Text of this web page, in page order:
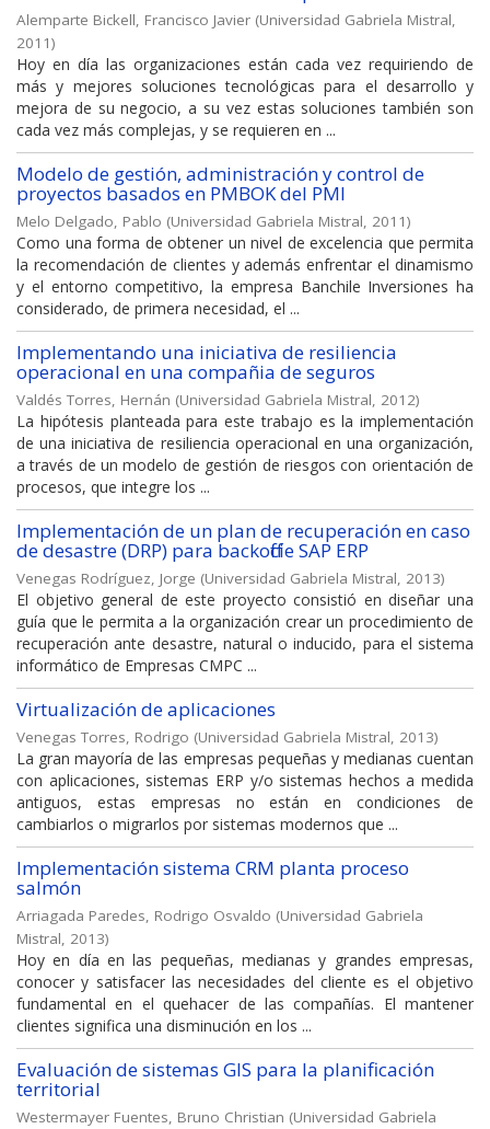
Alemparte Bickell, Francisco Javier (Universidad Gabriela Mistral,
2011)
Hoy en día las organizaciones están cada vez requiriendo de
más y mejores soluciones tecnológicas para el desarrollo y
mejora de su negocio, a su vez estas soluciones también son
cada vez más complejas, y se requieren en ...
Modelo de gestión, administración y control de
proyectos basados en PMBOK del PMI
Melo Delgado, Pablo (Universidad Gabriela Mistral, 2011)
Como una forma de obtener un nivel de excelencia que permita
la recomendación de clientes y además enfrentar el dinamismo
y el entorno competitivo, la empresa Banchile Inversiones ha
considerado, de primera necesidad, el ...
Implementando una iniciativa de resiliencia
operacional en una compañia de seguros
Valdés Torres, Hernán (Universidad Gabriela Mistral, 2012)
La hipótesis planteada para este trabajo es la implementación
de una iniciativa de resiliencia operacional en una organización,
a través de un modelo de gestión de riesgos con orientación de
procesos, que integre los ...
Implementación de un plan de recuperación en caso
de desastre (DRP) para backoffcie SAP ERP
Venegas Rodríguez, Jorge (Universidad Gabriela Mistral, 2013)
El objetivo general de este proyecto consistió en diseñar una
guía que le permita a la organización crear un procedimiento de
recuperación ante desastre, natural o inducido, para el sistema
informático de Empresas CMPC ...
Virtualización de aplicaciones
Venegas Torres, Rodrigo (Universidad Gabriela Mistral, 2013)
La gran mayoría de las empresas pequeñas y medianas cuentan
con aplicaciones, sistemas ERP y/o sistemas hechos a medida
antiguos, estas empresas no están en condiciones de
cambiarlos o migrarlos por sistemas modernos que ...
Implementación sistema CRM planta proceso
salmón
Arriagada Paredes, Rodrigo Osvaldo (Universidad Gabriela
Mistral, 2013)
Hoy en día en las pequeñas, medianas y grandes empresas,
conocer y satisfacer las necesidades del cliente es el objetivo
fundamental en el quehacer de las compañías. El mantener
clientes significa una disminución en los ...
Evaluación de sistemas GIS para la planificación
territorial
Westermayer Fuentes, Bruno Christian (Universidad Gabriela